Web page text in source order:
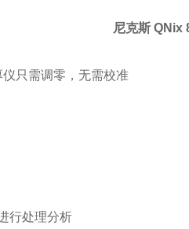
尼克斯 QNix
只需调零，无需校准
行处理分析